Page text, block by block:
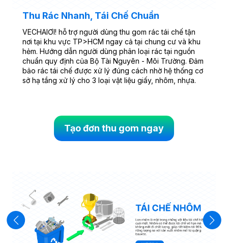
Thu Rác Nhanh, Tái Chế Chuẩn
VECHAIƠI! hỗ trợ người dùng thu gom rác tái chế tận
nơi tại khu vực TP>HCM ngay cả tại chung cư và khu
hẻm. Hướng dẫn người dùng phân loại rác tại nguồn
chuẩn quy định của Bộ Tài Nguyên - Môi Trường. Đảm
bảo rác tái chế được xử lý đúng cách nhờ hệ thống cơ
sở hạ tầng xử lý cho 3 loại vật liệu giấy, nhôm, nhựa.
Tạo đơn thu gom ngay